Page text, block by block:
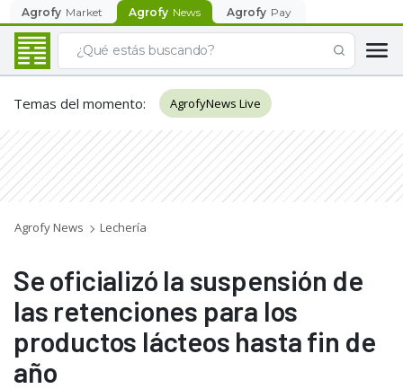
Agrofy Market Agrofy News Agrofy Pay
Temas del momento: AgrofyNews Live
Agrofy News Lechería
Se oficializó la suspensión de
las retenciones para los
productos lácteos hasta fin de
año